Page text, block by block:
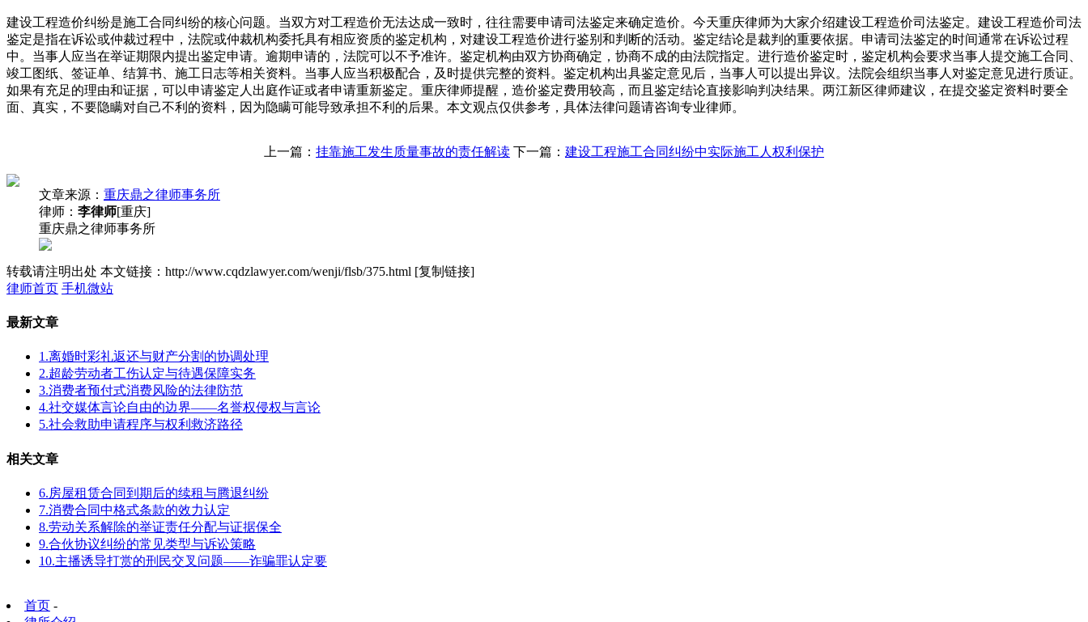
建设工程造价纠纷是施工合同纠纷的核心问题。当双方对工程造价无法达成一致时，往往需要申请司法鉴定来确定造价。今天重庆律师为大家介绍建设工程造价司法鉴定。建设工程造价司法
鉴定是指在诉讼或仲裁过程中，法院或仲裁机构委托具有相应资质的鉴定机构，对建设工程造价进行鉴别和判断的活动。鉴定结论是裁判的重要依据。申请司法鉴定的时间通常在诉讼过程
中。当事人应当在举证期限内提出鉴定申请。逾期申请的，法院可以不予准许。鉴定机构由双方协商确定，协商不成的由法院指定。进行造价鉴定时，鉴定机构会要求当事人提交施工合同、
竣工图纸、签证单、结算书、施工日志等相关资料。当事人应当积极配合，及时提供完整的资料。鉴定机构出具鉴定意见后，当事人可以提出异议。法院会组织当事人对鉴定意见进行质证。
如果有充足的理由和证据，可以申请鉴定人出庭作证或者申请重新鉴定。重庆律师提醒，造价鉴定费用较高，而且鉴定结论直接影响判决结果。两江新区律师建议，在提交鉴定资料时要全
面、真实，不要隐瞒对自己不利的资料，因为隐瞒可能导致承担不利的后果。本文观点仅供参考，具体法律问题请咨询专业律师。
上一篇： 挂靠施工发生质量事故的责任解读 下一篇： 建设工程施工合同纠纷中实际施工人权利保护
文章来源： 重庆鼎之律师事务所
律师： 李律师[重庆]
重庆鼎之律师事务所
转载请注明出处 本文链接：http://www.cqdzlawyer.com/wenji/flsb/375.html [复制链接]
律师首页 手机微站
最新文章
1.离婚时彩礼返还与财产分割的协调处理
2.超龄劳动者工伤认定与待遇保障实务
3.消费者预付式消费风险的法律防范
4.社交媒体言论自由的边界——名誉权侵权与言论
5.社会救助申请程序与权利救济路径
相关文章
6.房屋租赁合同到期后的续租与腾退纠纷
7.消费合同中格式条款的效力认定
8.劳动关系解除的举证责任分配与证据保全
9.合伙协议纠纷的常见类型与诉讼策略
10.主播诱导打赏的刑民交叉问题——诈骗罪认定要
首页 -